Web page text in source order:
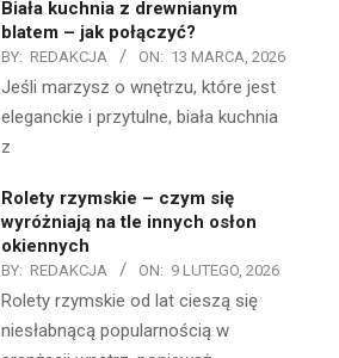
Biała kuchnia z drewnianym
blatem – jak połączyć?
BY: REDAKCJA ON: 13 MARCA, 2026
Jeśli marzysz o wnętrzu, które jest
eleganckie i przytulne, biała kuchnia
z
Rolety rzymskie – czym się
wyróżniają na tle innych osłon
okiennych
BY: REDAKCJA ON: 9 LUTEGO, 2026
Rolety rzymskie od lat cieszą się
niesłabnącą popularnością w